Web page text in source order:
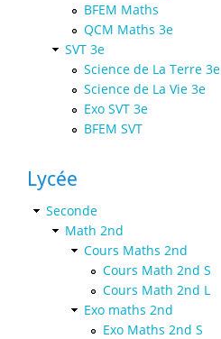
BFEM Maths
QCM Maths 3e
SVT 3e
Science de La Terre 3e
Science de La Vie 3e
Exo SVT 3e
BFEM SVT
Lycée
Seconde
Math 2nd
Cours Maths 2nd
Cours Math 2nd S
Cours Math 2nd L
Exo maths 2nd
Exo Maths 2nd S